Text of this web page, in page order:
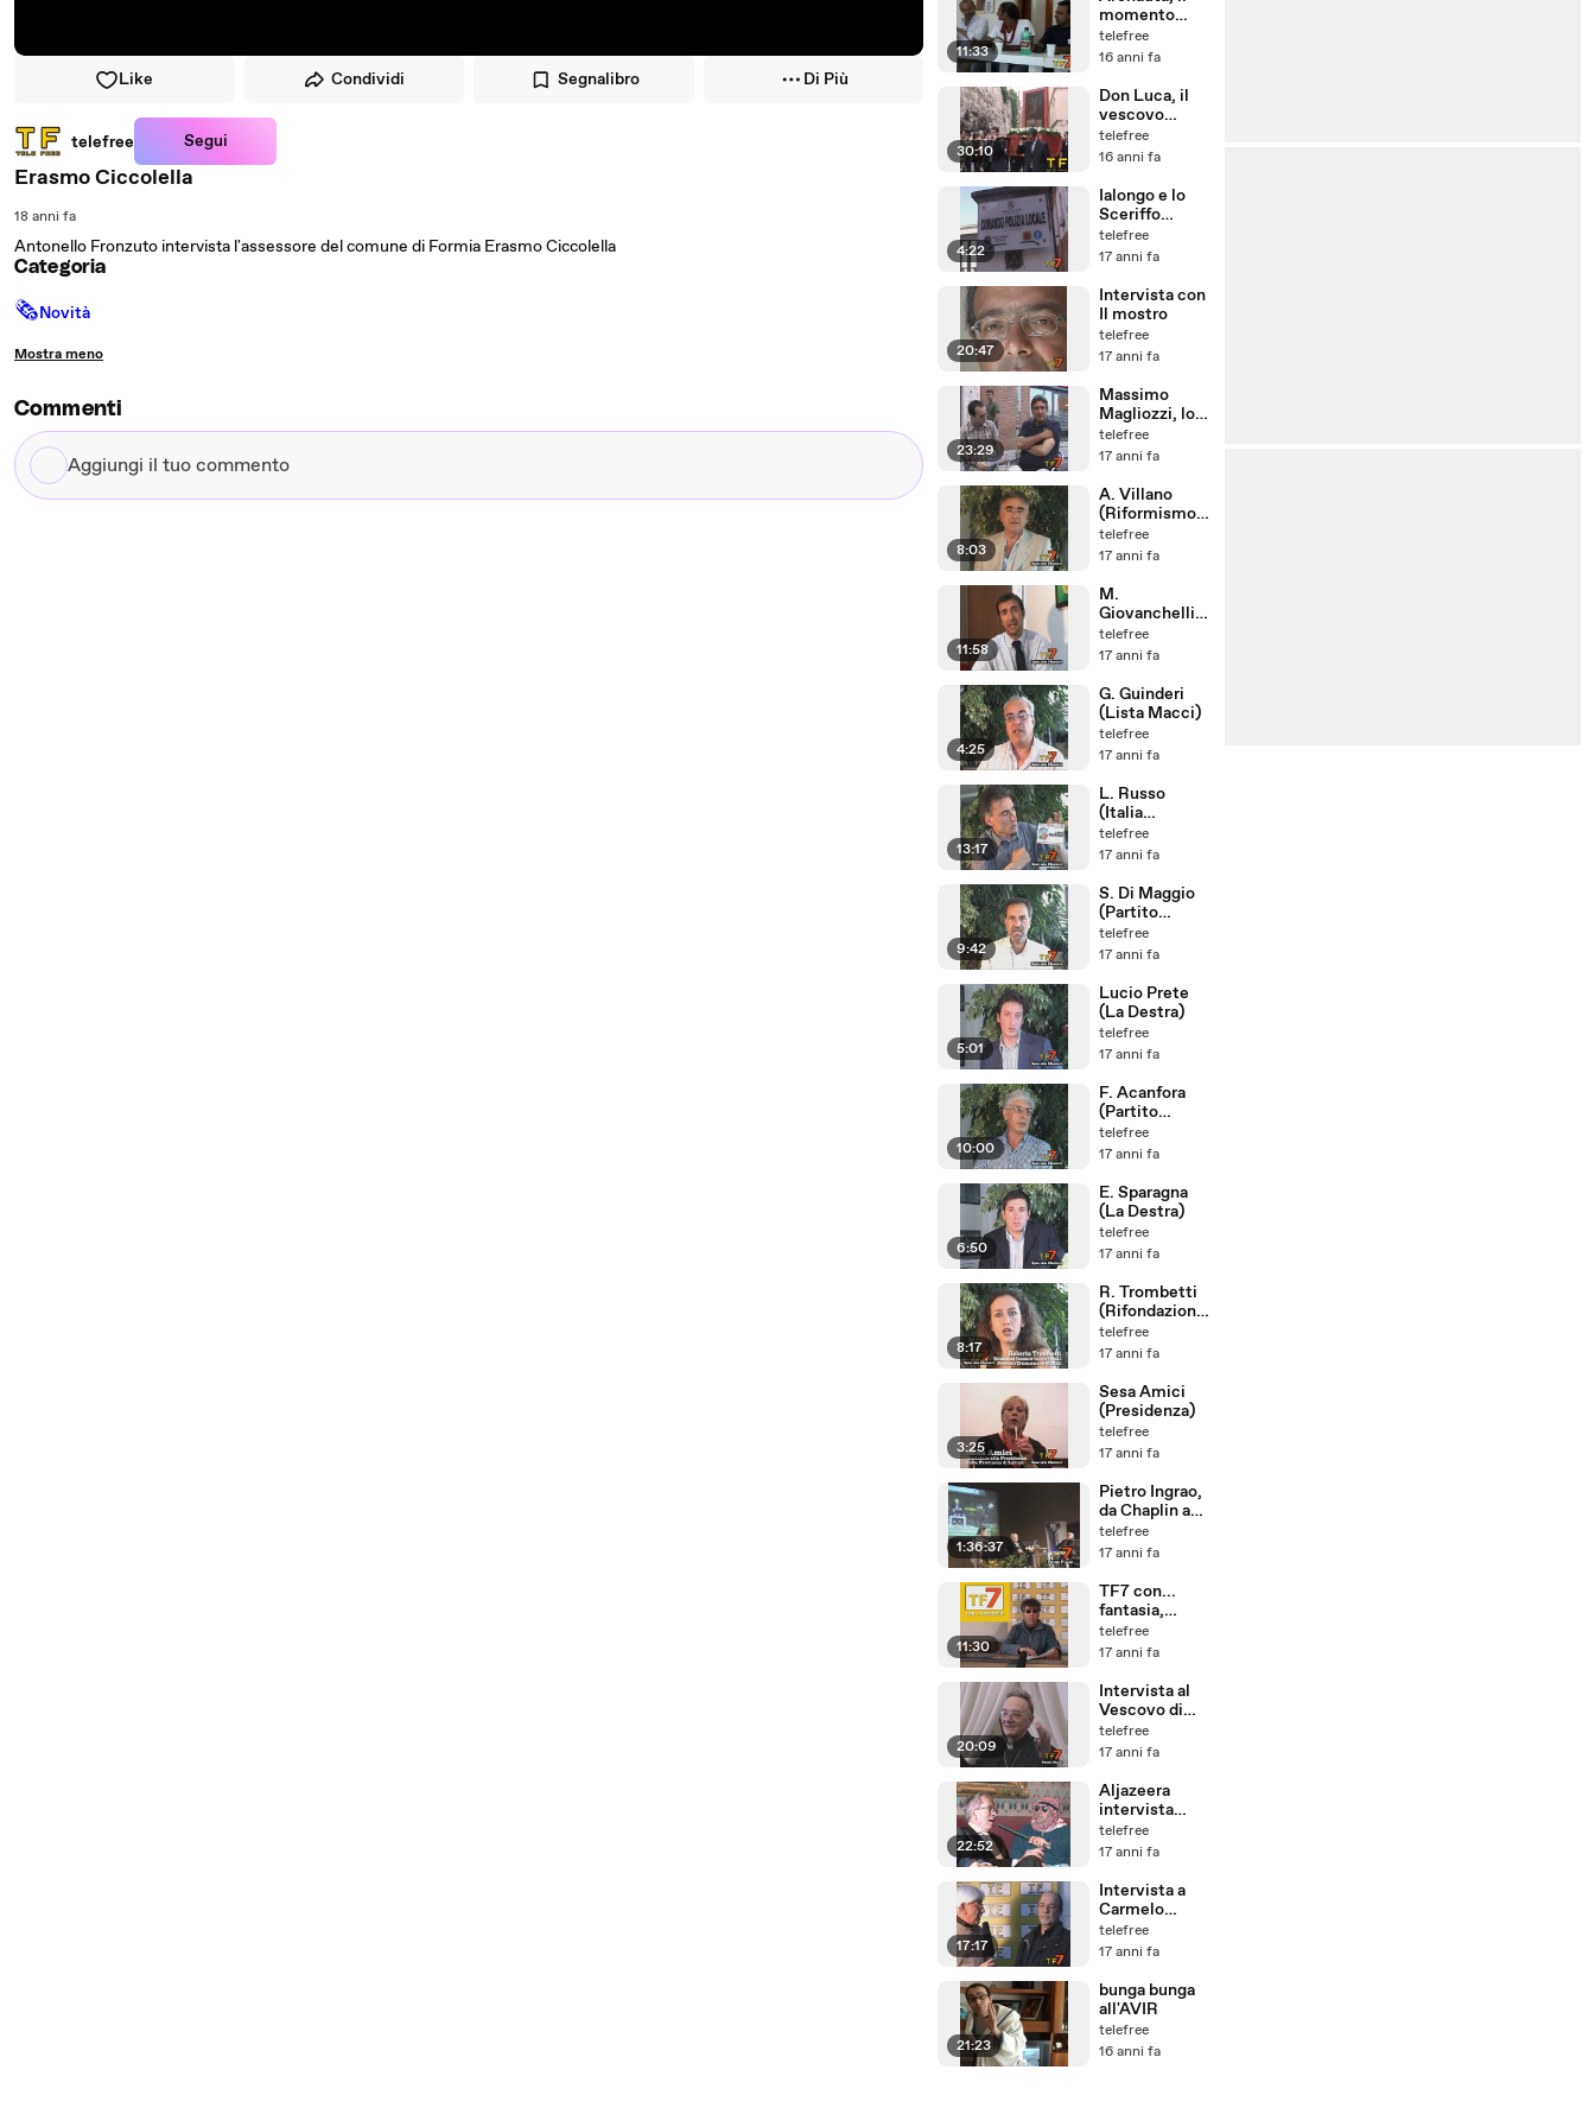
Like Condividi Segnalibro Di Più
telefree Segui
Erasmo Ciccolella
18 anni fa
Antonello Fronzuto intervista l'assessore del comune di Formia Erasmo Ciccolella
Categoria
🗞Novità
Mostra meno
Commenti
Aggiungi
il
11:33
momento
della verità
telefree
16 anni fa
30:10
Don Luca, il
vescovo
abate e i
relativisti
telefree
16 anni fa
4:22
Ialongo e lo
Sceriffo
Mauro
telefree
17 anni fa
20:47
Intervista con
Il mostro
telefree
17 anni fa
23:29
Massimo
Magliozzi, lo
squalo
telefree
17 anni fa
8:03
A. Villano
(Riformismo e
Libertà)
telefree
17 anni fa
11:58
M.
Giovanchelli
(Nuova Area)
telefree
17 anni fa
4:25
G. Guinderi
(Lista Macci)
telefree
17 anni fa
13:17
L. Russo
(Italia
Condivisa)
telefree
17 anni fa
9:42
S. Di Maggio
(Partito
Democratico)
telefree
17 anni fa
5:01
Lucio Prete
(La Destra)
telefree
17 anni fa
10:00
F. Acanfora
(Partito
Socialista)
telefree
17 anni fa
6:50
E. Sparagna
(La Destra)
telefree
17 anni fa
8:17
R. Trombetti
(Rifondazione
Comunista)
telefree
17 anni fa
3:25
Sesa Amici
(Presidenza)
telefree
17 anni fa
1:36:37
Pietro Ingrao,
da Chaplin a
Obama
telefree
17 anni fa
11:30
TF7 con...
fantasia,
pasquale
telefree
17 anni fa
20:09
Intervista al
Vescovo di
Lourdes,
Mons.
Perrier
telefree
17 anni fa
22:52
Aljazeera
intervista
Michele Forte
telefree
17 anni fa
17:17
Intervista a
Carmelo
Lavorino
telefree
17 anni fa
21:23
bunga bunga
all'AVIR
telefree
16 anni fa